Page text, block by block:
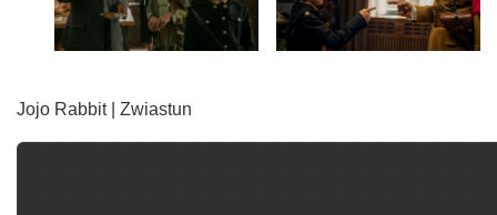
Jojo Rabbit | Zwiastun